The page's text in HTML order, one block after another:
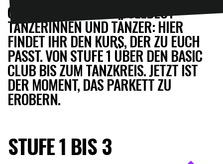
OB EINSTEIGER ODER VOLLBLUT-
TÄNZERINNEN UND TÄNZER: HIER
FINDET IHR DEN KURS, DER ZU EUCH
PASST. VON STUFE 1 ÜBER DEN BASIC
CLUB BIS ZUM TANZKREIS. JETZT IST
DER MOMENT, DAS PARKETT ZU
EROBERN.
STUFE 1 BIS 3